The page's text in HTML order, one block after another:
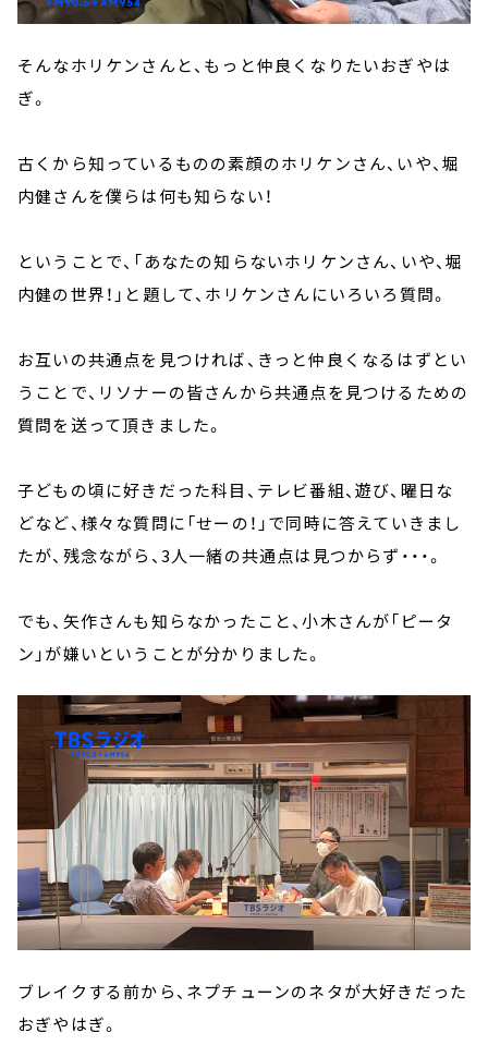
そんなホリケンさんと、もっと仲良くなりたいおぎやは
ぎ。
古くから知っているものの素顔のホリケンさん、いや、堀
内健さんを僕らは何も知らない！
ということで、「あなたの知らないホリケンさん、いや、堀
内健の世界！」と題して、ホリケンさんにいろいろ質問。
お互いの共通点を見つければ、きっと仲良くなるはずとい
うことで、リソナーの皆さんから共通点を見つけるための
質問を送って頂きました。
子どもの頃に好きだった科目、テレビ番組、遊び、曜日な
どなど、様々な質問に「せーの！」で同時に答えていきまし
たが、残念ながら、3人一緒の共通点は見つからず・・・。
でも、矢作さんも知らなかったこと、小木さんが「ピータ
ン」が嫌いということが分かりました。
ブレイクする前から、ネプチューンのネタが大好きだった
おぎやはぎ。